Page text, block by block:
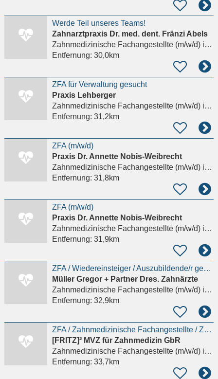
Werde Teil unseres Teams!
Zahnarztpraxis Dr. med. dent. Fränzi Abels
Zahnmedizinische Fachangestellte (m/w/d)in Gerolsbach
Entfernung: 30,0km
ZFA für Verwaltung gesucht
Praxis Lehberger
Zahnmedizinische Fachangestellte (m/w/d)in Hohenlinden, Altmühlhausen
Entfernung: 31,2km
ZFA (m/w/d)
Praxis Dr. Annette Nobis-Weibrecht
Zahnmedizinische Fachangestellte (m/w/d)in Gauting
Entfernung: 31,8km
ZFA (m/w/d)
Praxis Dr. Annette Nobis-Weibrecht
Zahnmedizinische Fachangestellte (m/w/d)in Fürstenfeldbruck
Entfernung: 31,9km
ZFA / Wiedereinsteiger / Auszubildende/r gesucht (m/w/d)
Müller Gregor + Partner Dres. Zahnärzte
Zahnmedizinische Fachangestellte (m/w/d)in Baierbrunn
Entfernung: 32,9km
ZFA / Zahnmedizinische Fachangestellte / Zahnarzthelferin als Behandlungsassistenz (m/w/d)
[FRITZ]² MVZ für Zahnmedizin GbR
Zahnmedizinische Fachangestellte (m/w/d)in Fürstenfeldbruck
Entfernung: 33,7km